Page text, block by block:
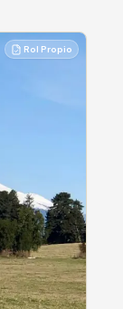
Rol Propio